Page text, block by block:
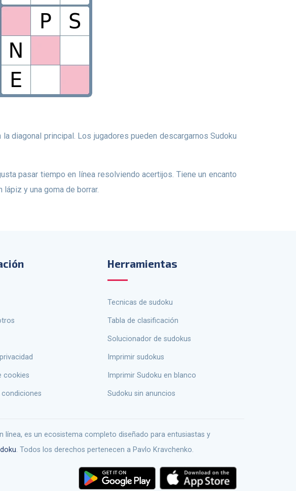
y una goma de borrar.
cookies
condiciones
Herramientas
tecnicas de sudoku
Tabla de clasificación
solucionador de sudokus
Imprimir sudokus
Imprimir Sudoku en blanco
Sudoku sin anuncios
. Todos los derechos pertenecen a Pavlo Kravchenko.